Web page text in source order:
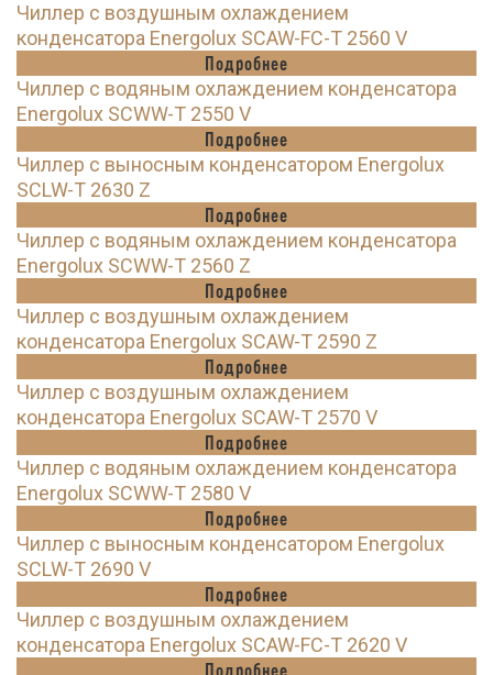
Чиллер с воздушным охлаждением
конденсатора Energolux SCAW-FC-T 2560 V
Подробнее
Чиллер с водяным охлаждением конденсатора
Energolux SCWW-T 2550 V
Подробнее
Чиллер с выносным конденсатором Energolux
SCLW-T 2630 Z
Подробнее
Чиллер с водяным охлаждением конденсатора
Energolux SCWW-T 2560 Z
Подробнее
Чиллер с воздушным охлаждением
конденсатора Energolux SCAW-T 2590 Z
Подробнее
Чиллер с воздушным охлаждением
конденсатора Energolux SCAW-T 2570 V
Подробнее
Чиллер с водяным охлаждением конденсатора
Energolux SCWW-T 2580 V
Подробнее
Чиллер с выносным конденсатором Energolux
SCLW-T 2690 V
Подробнее
Чиллер с воздушным охлаждением
конденсатора Energolux SCAW-FC-T 2620 V
Подробнее